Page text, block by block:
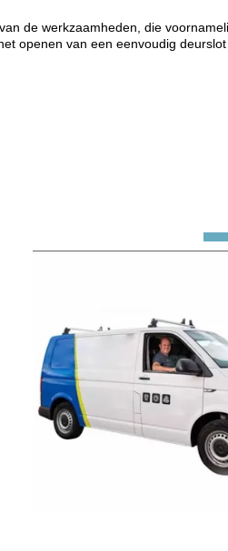
de werkzaamheden, die
openen van een eenvoudig deurslot